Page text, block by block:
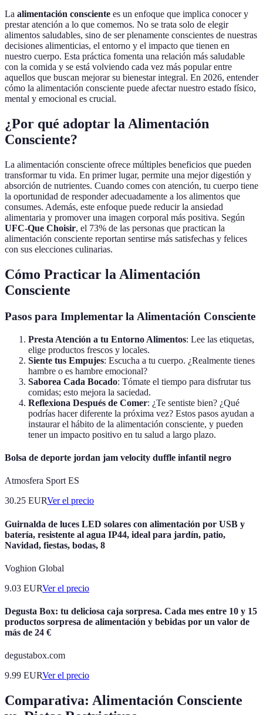
La alimentación consciente es un enfoque que implica conocer y
prestar atención a lo que comemos. No se trata solo de elegir
alimentos saludables, sino de ser plenamente conscientes de nuestras
decisiones alimenticias, el entorno y el impacto que tienen en
nuestro cuerpo. Esta práctica fomenta una relación más saludable
con la comida y se está volviendo cada vez más popular entre
aquellos que buscan mejorar su bienestar integral. En 2026, entender
cómo la alimentación consciente puede afectar nuestro estado físico,
mental y emocional es crucial.
¿Por qué adoptar la Alimentación
Consciente?
La alimentación consciente ofrece múltiples beneficios que pueden
transformar tu vida. En primer lugar, permite una mejor digestión y
absorción de nutrientes. Cuando comes con atención, tu cuerpo tiene
la oportunidad de responder adecuadamente a los alimentos que
consumes. Además, este enfoque puede reducir la ansiedad
alimentaria y promover una imagen corporal más positiva. Según
UFC-Que Choisir, el 73% de las personas que practican la
alimentación consciente reportan sentirse más satisfechas y felices
con sus elecciones culinarias.
Cómo Practicar la Alimentación
Consciente
Pasos para Implementar la Alimentación Consciente
Presta Atención a tu Entorno Alimentos: Lee las etiquetas,
elige productos frescos y locales.
Siente tus Empujes: Escucha a tu cuerpo. ¿Realmente tienes
hambre o es hambre emocional?
Saborea Cada Bocado: Tómate el tiempo para disfrutar tus
comidas; esto mejora la saciedad.
Reflexiona Después de Comer: ¿Te sentiste bien? ¿Qué
podrías hacer diferente la próxima vez? Estos pasos ayudan a
instaurar el hábito de la alimentación consciente, y pueden
tener un impacto positivo en tu salud a largo plazo.
Bolsa de deporte jordan jam velocity duffle infantil negro
Atmosfera Sport ES
30.25 EURVer el precio
Guirnalda de luces LED solares con alimentación por USB y
batería, resistente al agua IP44, ideal para jardín, patio,
Navidad, fiestas, bodas, 8
Voghion Global
9.03 EURVer el precio
Degusta Box: tu deliciosa caja sorpresa. Cada mes entre 10 y 15
productos sorpresa de alimentación y bebidas por un valor de
más de 24 €
degustabox.com
9.99 EURVer el precio
Comparativa: Alimentación Consciente